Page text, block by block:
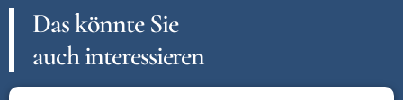
Das könnte Sie
auch interessieren